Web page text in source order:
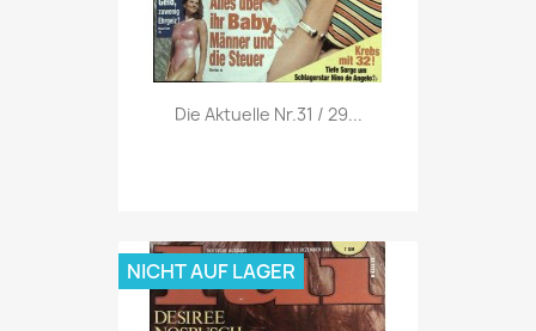
Vorschau
Die Aktuelle Nr.31 / 29...
NICHT AUF LAGER